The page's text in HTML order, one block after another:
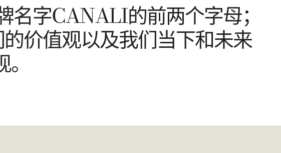
名字CANALI的前两个字母；
价值观以及我们当下和未来